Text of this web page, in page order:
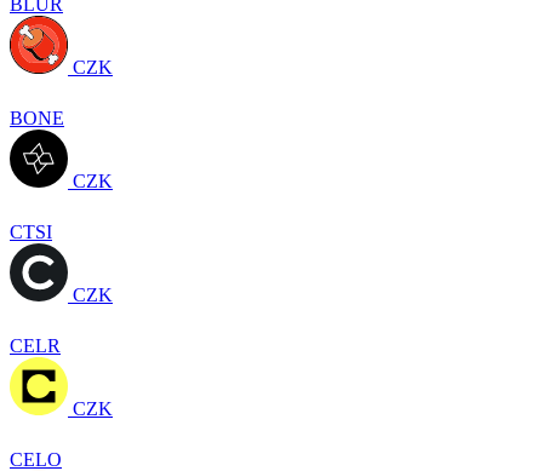
CZK
BONE
CZK
CTSI
CZK
CELR
CZK
CELO